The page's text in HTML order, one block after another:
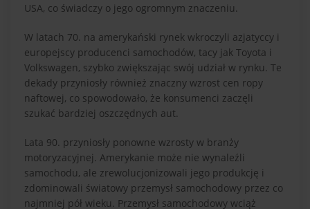
USA, co świadczy o jego ogromnym znaczeniu.
W latach 70. na amerykański rynek wkroczyli azjatyccy i
europejscy producenci samochodów, tacy jak Toyota i
Volkswagen, szybko zwiększając swój udział w rynku. Te
dekady przyniosły również znaczny wzrost cen ropy
naftowej, co spowodowało, że konsumenci zaczęli
szukać bardziej oszczędnych aut.
Lata 90. przyniosły ponowne wzrosty w branży
motoryzacyjnej. Amerykanie może nie wynaleźli
samochodu, ale zrewolucjonizowali jego produkcję i
zdominowali światowy przemysł samochodowy przez co
najmniej pół wieku. Przemysł samochodowy wciąż